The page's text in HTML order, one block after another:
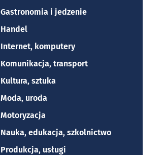
Gastronomia i jedzenie
Handel
Internet, komputery
Komunikacja, transport
Kultura, sztuka
Moda, uroda
Motoryzacja
Nauka, edukacja, szkolnictwo
Produkcja, usługi